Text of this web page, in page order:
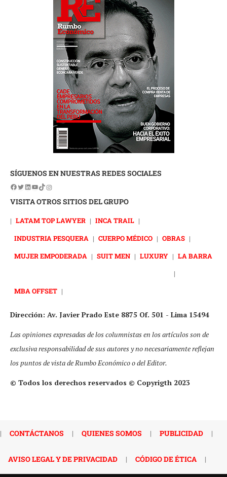
SÍGUENOS EN NUESTRAS REDES SOCIALES
VISITA OTROS SITIOS DEL GRUPO
| LATAM TOP LAWYER | INCA TRAIL |
INDUSTRIA PESQUERA | CUERPO MÉDICO | OBRAS |
MUJER EMPODERADA | SUIT MEN | LUXURY | LA BARRA
|
MBA OFFSET |
Dirección: Av. Javier Prado Este 8875 Of. 501 - Lima 15494
Las opiniones expresadas de los columnistas en los artículos son de
exclusiva responsabilidad de sus autores y no necesariamente reflejan
los puntos de vista de Rumbo Económico o del Editor.
© Todos los derechos reservados © Copyrigth 2023
| CONTÁCTANOS | QUIENES SOMOS | PUBLICIDAD |
AVISO LEGAL Y DE PRIVACIDAD | CÓDIGO DE ÉTICA |